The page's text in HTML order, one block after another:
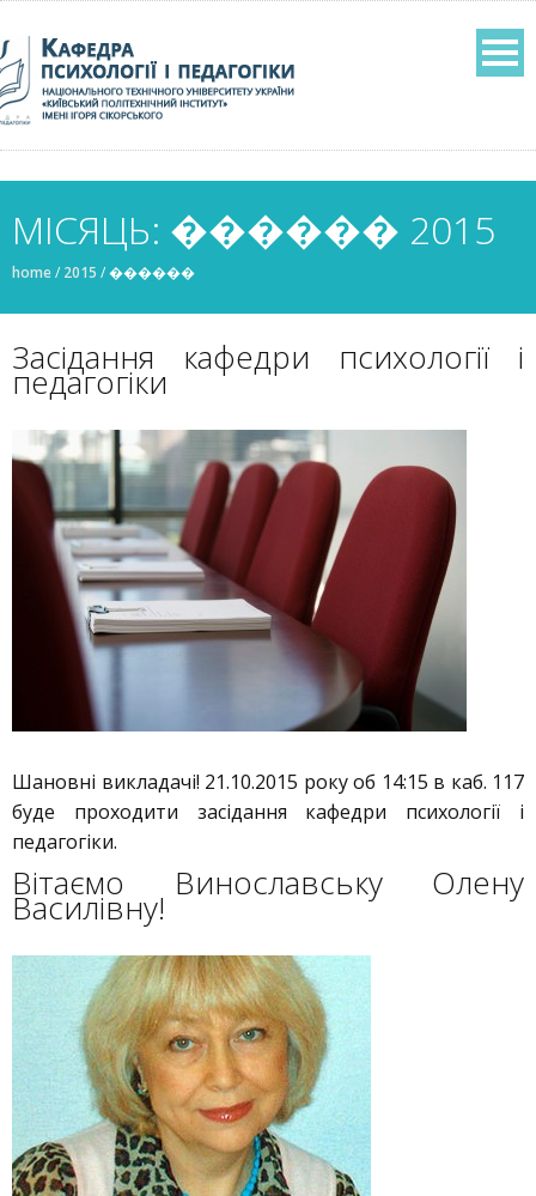
МІСЯЦЬ: ������ 2015
home/ 2015 /������
Засідання кафедри психології і
педагогіки
Шановні викладачі! 21.10.2015 року об 14:15 в каб. 117
буде проходити засідання кафедри психології і
педагогіки.
Вітаємо Винославську Олену
Василівну!